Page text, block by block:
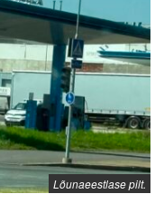
Lõunaeestlase pilt.